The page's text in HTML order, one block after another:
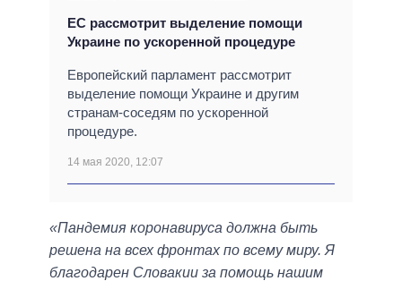
ЕС рассмотрит выделение помощи
Украине по ускоренной процедуре
Европейский парламент рассмотрит
выделение помощи Украине и другим
странам-соседям по ускоренной
процедуре.
14 мая 2020, 12:07
«Пандемия коронавируса должна быть
решена на всех фронтах по всему миру. Я
благодарен Словакии за помощь нашим